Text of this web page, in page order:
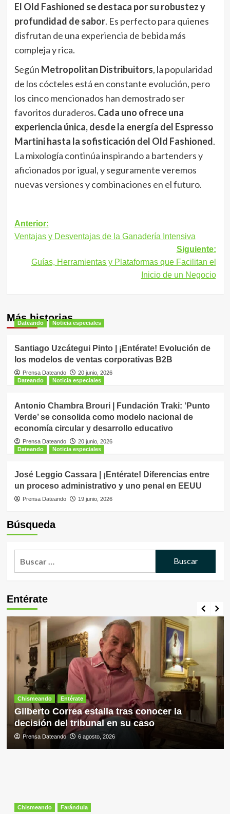
El Old Fashioned se destaca por su robustez y
profundidad de sabor. Es perfecto para quienes
disfrutan de una experiencia de bebida más
compleja y rica.
Según Metropolitan Distribuitors, la popularidad
de los cócteles está en constante evolución, pero
los cinco mencionados han demostrado ser
favoritos duraderos. Cada uno ofrece una
experiencia única, desde la energía del Espresso
Martini hasta la sofisticación del Old Fashioned.
La mixología continúa inspirando a bartenders y
aficionados por igual, y seguramente veremos
nuevas versiones y combinaciones en el futuro.
Navegación
de
entradas
Anterior:
Ventajas y Desventajas de la Ganadería Intensiva
Siguiente:
Guías, Herramientas y Plataformas que Facilitan el
Inicio de un Negocio
Más historias
Dateando Noticia especiales
Santiago Uzcátegui Pinto | ¡Entérate! Evolución de
los modelos de ventas corporativas B2B
Prensa Dateando
20 junio, 2026
Dateando
Noticia especiales
Antonio Chambra Brouri | Fundación Traki: ‘Punto
Verde’ se consolida como modelo nacional de
economía circular y desarrollo educativo
Prensa Dateando
20 junio, 2026
Dateando
Noticia especiales
José Leggio Cassara | ¡Entérate! Diferencias entre
un proceso administrativo y uno penal en EEUU
Prensa Dateando 19 junio, 2026
Búsqueda
Entérate
Chismeando Entérate
Gilberto Correa estalla tras conocer la
decisión del tribunal en su caso
Prensa Dateando 6 agosto, 2026
Chismeando Farándula